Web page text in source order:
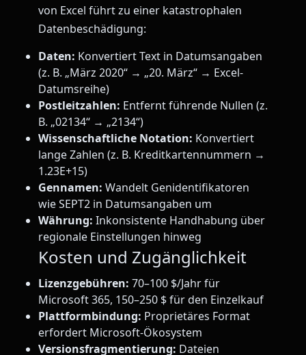
von Excel führt zu einer katastrophalen
Datenbeschädigung:
Daten: Konvertiert Text in Datumsangaben
(z. B. „März 2020“ → „20. März“ → Excel-
Datumsreihe)
Postleitzahlen: Entfernt führende Nullen (z.
B. „02134“ → „2134“)
Wissenschaftliche Notation: Konvertiert
lange Zahlen (z. B. Kreditkartennummern →
1.23E+15)
Gennamen: Wandelt Genidentifikatoren
wie SEPT2 in Datumsangaben um
Währung: Inkonsistente Handhabung über
regionale Einstellungen hinweg
Kosten und Zugänglichkeit
Lizenzgebühren: 70–100 $/Jahr für
Microsoft 365, 150–250 $ für den Einzelkauf
Plattformbindung: Proprietäres Format
erfordert Microsoft-Ökosystem
Versionsfragmentierung: Dateien